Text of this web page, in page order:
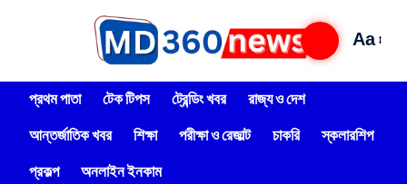
Aa
প্রথম পাতা টেক টিপস ট্রেন্ডিং খবর
রাজ্য ও দেশ
আন্তর্জাতিক খবর
শিক্ষা পরীক্ষা ও রেজাল্ট চাকরি
স্কলারশিপ
প্রকল্প
অনলাইন ইনকাম